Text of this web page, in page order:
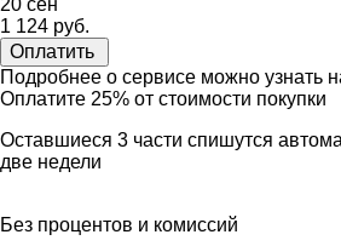
1 124 руб.
Оплатить
Подробнее о сервисе можно узнать
Оплатите 25% от стоимости покупки
Оставшиеся 3 части спишутся
две недели
Без процентов и комиссий